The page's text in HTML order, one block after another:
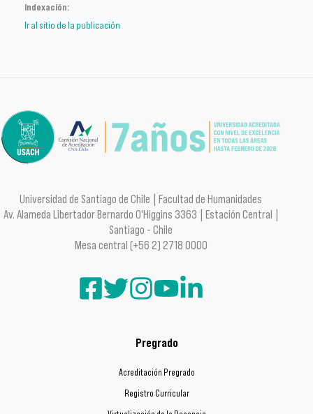
Indexación:
Ir al sitio de la publicación
Universidad de Santiago de Chile | Facultad de Humanidades
Av. Alameda Libertador Bernardo O'Higgins 3363 | Estación Central |
Santiago - Chile
Mesa central (+56 2) 2718 0000
Pregrado
Acreditación Pregrado
Registro Curricular